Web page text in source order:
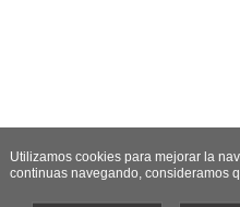
Utilizamos cookies para mejorar la
continuas navegando, consideramos